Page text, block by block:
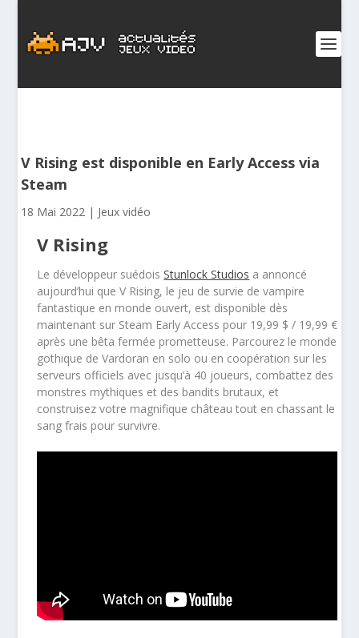
V Rising est disponible en Early Access via
Steam
18 Mai 2022 | Jeux vidéo
V Rising
Le développeur suédoisStunlock Studios a annoncé
aujourd’hui que V Rising, le jeu de survie de vampire
fantastique en monde ouvert, est disponible dès
maintenant sur Steam Early Access pour 19,99 $ / 19,99 €
après une bêta fermée prometteuse. Parcourez le monde
gothique de Vardoran en solo ou en coopération sur les
serveurs officiels avec jusqu’à 40 joueurs, combattez des
monstres mythiques et des bandits brutaux, et
construisez votre magnifique château tout en chassant le
sang frais pour survivre.